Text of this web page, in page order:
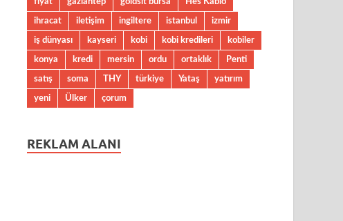
ihracat
iletişim ingiltere istanbul
izmir
iş dünyası
kayseri kobi kobi kredileri
kobiler
konya
kredi mersin ordu ortaklık
Penti
satış
soma THY türkiye Yataş
yatırım
yeni
Ülker çorum
REKLAM ALANI